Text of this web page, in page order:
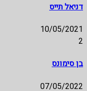
דניאל תייס
10/05/2021
2
בן סימונס
07/05/2022